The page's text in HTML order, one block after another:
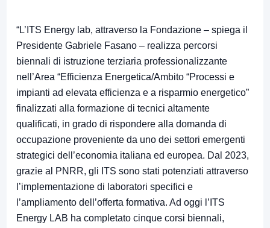
“L’ITS Energy lab, attraverso la Fondazione – spiega il
Presidente Gabriele Fasano – realizza percorsi
biennali di istruzione terziaria professionalizzante
nell’Area “Efficienza Energetica/Ambito “Processi e
impianti ad elevata efficienza e a risparmio energetico”
finalizzati alla formazione di tecnici altamente
qualificati, in grado di rispondere alla domanda di
occupazione proveniente da uno dei settori emergenti
strategici dell’economia italiana ed europea. Dal 2023,
grazie al PNRR, gli ITS sono stati potenziati attraverso
l’implementazione di laboratori specifici e
l’ampliamento dell’offerta formativa. Ad oggi l’ITS
Energy LAB ha completato cinque corsi biennali,